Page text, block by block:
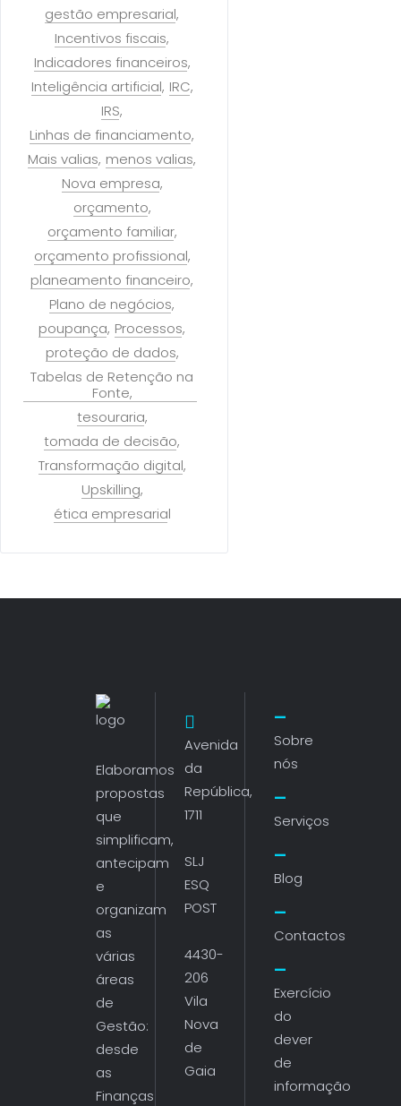
gestão empresarial
Incentivos fiscais
Indicadores financeiros
Inteligência artificial IRC
IRS
Linhas de financiamento
Mais valias menos valias
Nova empresa
orçamento
orçamento familiar
orçamento profissional
planeamento financeiro
Plano de negócios
poupança Processos
proteção de dados
Tabelas de Retenção na
Fonte
tesouraria
tomada de decisão
Transformação digital
Upskilling
ética empresarial
Elaboramos
propostas
que
simplificam,
antecipam
e
organizam
as
várias
áreas
de
Gestão:
desde
as
Finanças
Avenida
da
República,
1711
SLJ
ESQ
POST
4430-
206
Vila
Nova
de
Gaia
Sobre
nós
Serviços
Blog
Contactos
Exercício
do
dever
de
informação